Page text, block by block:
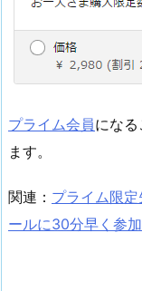
プライム会員にな
ます。
関連： プライム限
ールに30分早く参